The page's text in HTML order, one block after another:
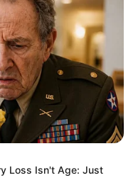
Loss Isn't Age: Just